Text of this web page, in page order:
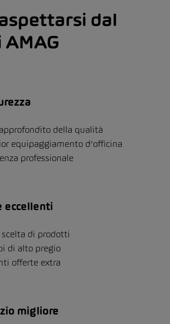
dal
della qualità
equipaggiamento d’officina
professionale
eccellenti
di prodotti
di alto pregio
offerte extra
migliore